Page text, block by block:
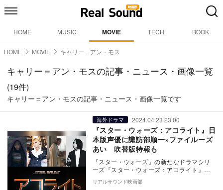
HOME MUSIC MOVIE TECH BOOK
HOME MOVIE キャリー＝アン・モス
キャリー＝アン・モスの記事・ニュース・画像一覧
(19件)
キャリー＝アン・モスの記事・ニュース・画像一覧です
海外ドラマ 2024.04.23 23:00
『スター・ウォーズ：アコライト』日
本版声優に諏訪部順一×ファイルーズ
あい 吹替版特報も
『スター・ウォーズ』の新たなドラマシリ
ーズ『スター・ウォーズ：アコライト』の
日本版声優として、諏訪部順一とファイル
ーズあいの参加…
リアルサウンド映画部